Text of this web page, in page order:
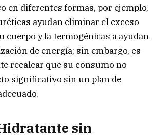
en diferentes formas, por ejemplo,
ayudan eliminar el exceso
cuerpo y la termogénicas a ayudan
de energía; sin embargo, es
recalcar que su consumo no
significativo sin un plan de
sin